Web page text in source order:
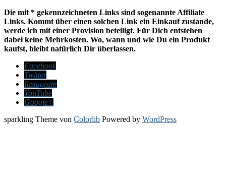
Die mit * gekennzeichneten Links sind sogenannte Affiliate
Links. Kommt über einen solchen Link ein Einkauf zustande,
werde ich mit einer Provision beteiligt. Für Dich entstehen
dabei keine Mehrkosten. Wo, wann und wie Du ein Produkt
kaufst, bleibt natürlich Dir überlassen.
Facebook
Twitter
Instagram
YouTube
Google+
sparkling Theme von Colorlib Powered by WordPress